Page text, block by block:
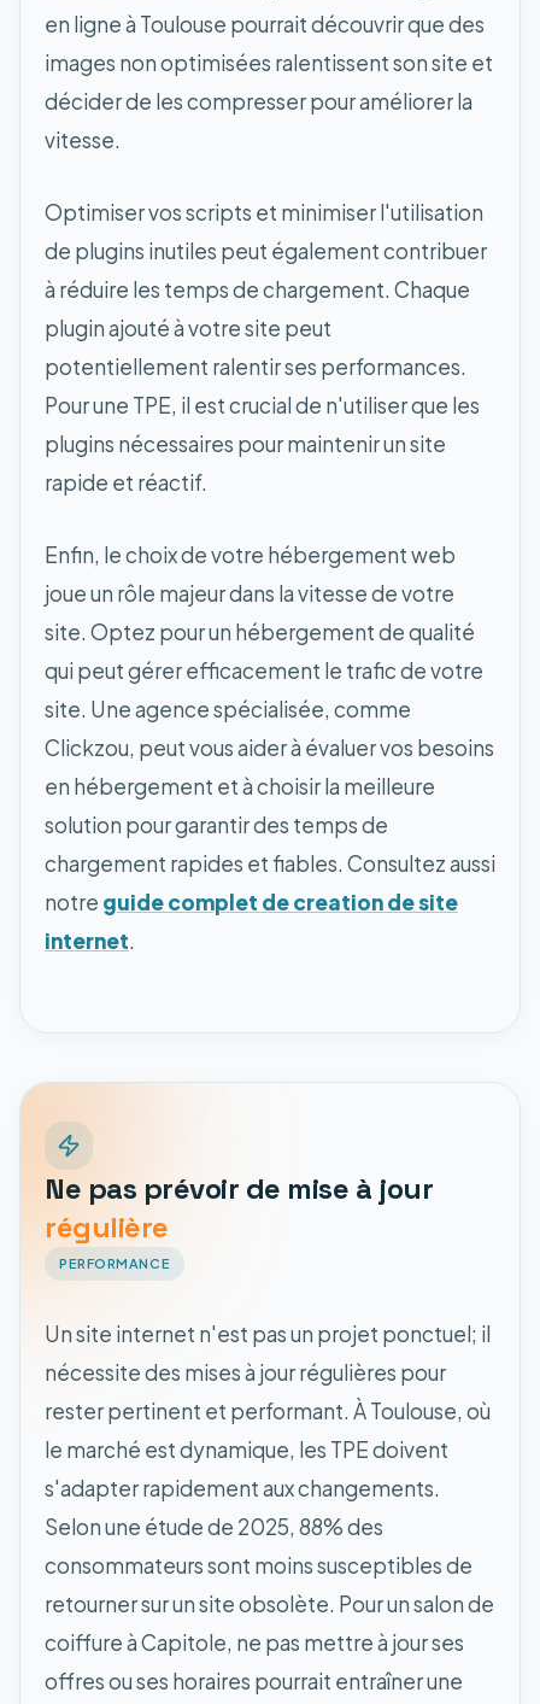
en ligne à Toulouse pourrait découvrir que des
images non optimisées ralentissent son site et
décider de les compresser pour améliorer la
vitesse.
Optimiser vos scripts et minimiser l'utilisation
de plugins inutiles peut également contribuer
à réduire les temps de chargement. Chaque
plugin ajouté à votre site peut
potentiellement ralentir ses performances.
Pour une TPE, il est crucial de n'utiliser que les
plugins nécessaires pour maintenir un site
rapide et réactif.
Enfin, le choix de votre hébergement web
joue un rôle majeur dans la vitesse de votre
site. Optez pour un hébergement de qualité
qui peut gérer efficacement le trafic de votre
site. Une agence spécialisée, comme
Clickzou, peut vous aider à évaluer vos besoins
en hébergement et à choisir la meilleure
solution pour garantir des temps de
chargement rapides et fiables. Consultez aussi
notre guide complet de creation de site
internet.
Ne pas prévoir de mise à jour
régulière
PERFORMANCE
Un site internet n'est pas un projet ponctuel; il
nécessite des mises à jour régulières pour
rester pertinent et performant. À Toulouse, où
le marché est dynamique, les TPE doivent
s'adapter rapidement aux changements.
Selon une étude de 2025, 88% des
consommateurs sont moins susceptibles de
retourner sur un site obsolète. Pour un salon de
coiffure à Capitole, ne pas mettre à jour ses
offres ou ses horaires pourrait entraîner une